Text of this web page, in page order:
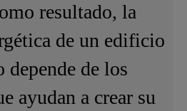
resultado, la
de un edificio
depende de los
ayudan a crear su